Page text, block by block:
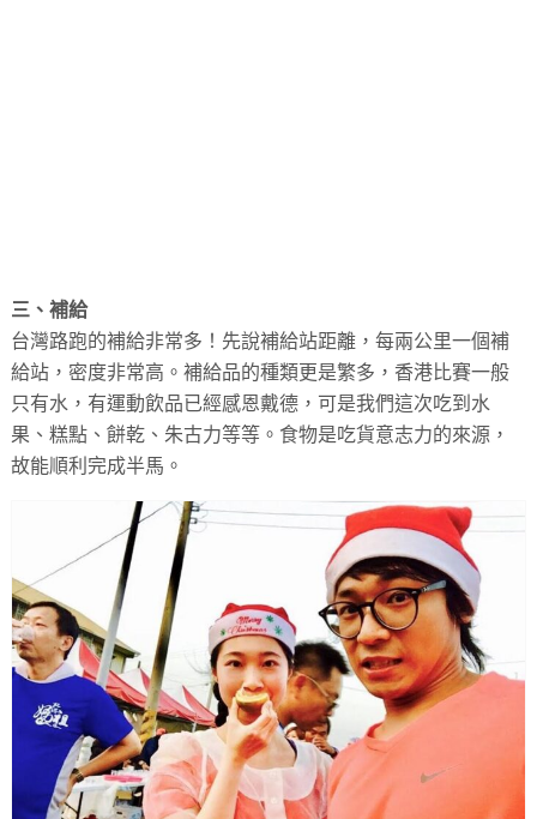
三、補給
台灣路跑的補給非常多！先說補給站距離，每兩公里一個補
給站，密度非常高。補給品的種類更是繁多，香港比賽一般
只有水，有運動飲品已經感恩戴德，可是我們這次吃到水
果、糕點、餅乾、朱古力等等。食物是吃貨意志力的來源，
故能順利完成半馬。